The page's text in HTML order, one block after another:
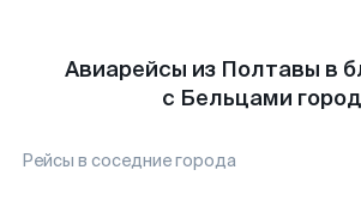
Авиарейсы из Полтавы в
с Бельцами
Рейсы в соседние города